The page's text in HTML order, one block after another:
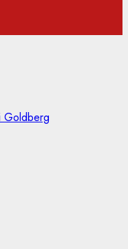
Goldberg